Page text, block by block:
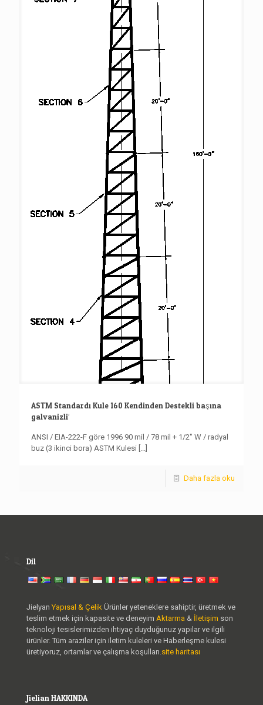
ASTM Standardı Kule 160 Kendinden Destekli başına
galvanizli′
ANSI / EIA-222-F göre 1996 90 mil / 78 mil + 1/2″ W / radyal
buz (3 ikinci bora) ASTM Kulesi [...]
Daha fazla oku
Dil
Jielyan Yapısal & Çelik Ürünler yeteneklere sahiptir, üretmek ve
teslim etmek için kapasite ve deneyim Aktarma & İletişim son
teknoloji tesislerimizden ihtiyaç duyduğunuz yapılar ve ilgili
ürünler. Tüm araziler için iletim kuleleri ve Haberleşme kulesi
üretiyoruz, ortamlar ve çalışma koşulları.site haritası
Jielian HAKKINDA